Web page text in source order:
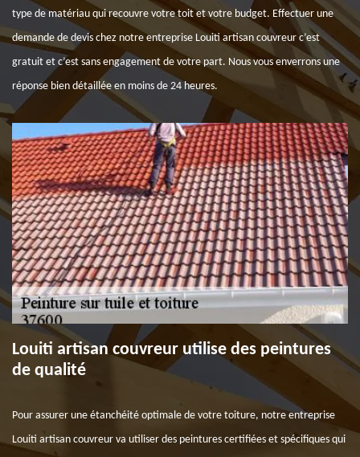
type de matériau qui recouvre votre toit et votre budget. Effectuer une
demande de devis chez notre entreprise Louiti artisan couvreur c’est
gratuit et c’est sans engagement de votre part. Nous vous enverrons une
réponse bien détaillée en moins de 24 heures.
Louiti artisan couvreur utilise des peintures
de qualité
Pour assurer une étanchéité optimale de votre toiture, notre entreprise
Louiti artisan couvreur va utiliser des peintures certifiées et spécifiques qui